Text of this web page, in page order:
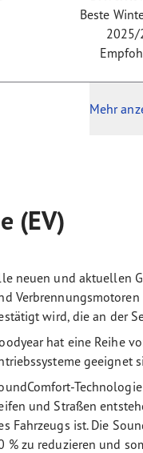
Beste
2025/
Mehr
(EV)
neuen und aktuellen
Verbrennungsmotoren
wird, die an der
hat eine Reihe
geeignet
und Straßen
Fahrzeugs ist. Die
% zu reduzieren und